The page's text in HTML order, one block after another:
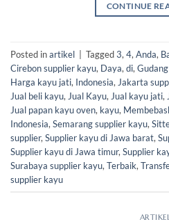
CONTINUE
Posted inartikel Tagged3, 4, Anda,
Cirebon supplier kayu, Daya, di,
Harga kayu jati, Indonesia, Jakarta
Jual beli kayu, Jual Kayu, Jual kayu jati,
Jual papan kayu oven, kayu,
Indonesia, Semarang supplier kayu,
supplier, Supplier kayu di Jawa barat,
Supplier kayu di Jawa timur, Supplier
Surabaya supplier kayu, Terbaik,
supplier kayu